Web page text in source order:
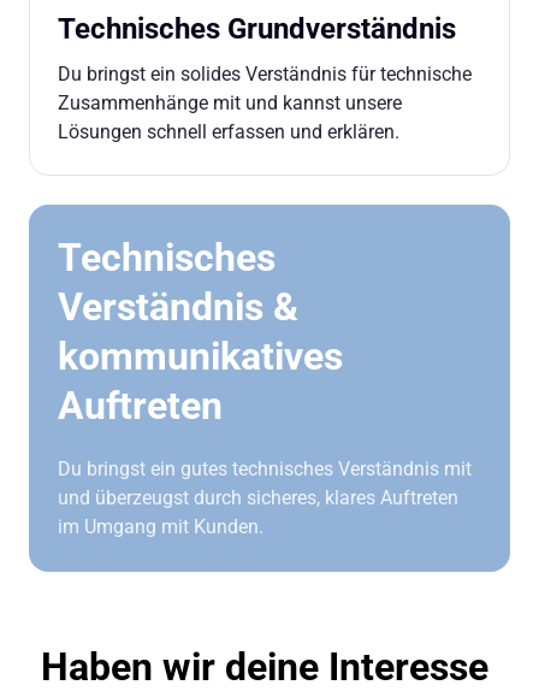
Technisches Grundverständnis
Du bringst ein solides Verständnis für technische
Zusammenhänge mit und kannst unsere
Lösungen schnell erfassen und erklären.
Technisches
Verständnis &
kommunikatives
Auftreten
Du bringst ein gutes technisches Verständnis mit
und überzeugst durch sicheres, klares Auftreten
im Umgang mit Kunden.
Haben wir deine Interesse